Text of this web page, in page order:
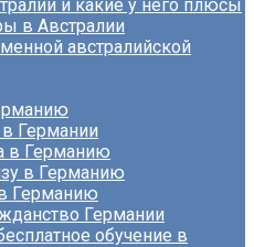
и какие у него плюсы
в Австралии
австралийской
в Германии
в Германию
в Германию
Германию
Германии
обучение в